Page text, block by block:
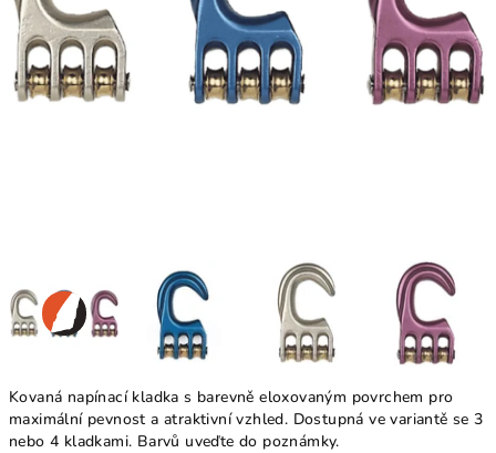
Kovaná napínací kladka s barevně eloxovaným povrchem pro
maximální pevnost a atraktivní vzhled. Dostupná ve variantě se 3
nebo 4 kladkami. Barvů uveďte do poznámky.